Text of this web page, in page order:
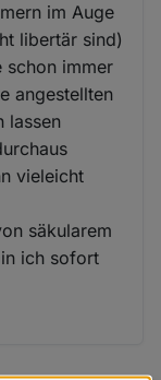
im Auge
libertär sind)
schon immer
angestellten
lassen
vieleicht
säkularem
ich sofort